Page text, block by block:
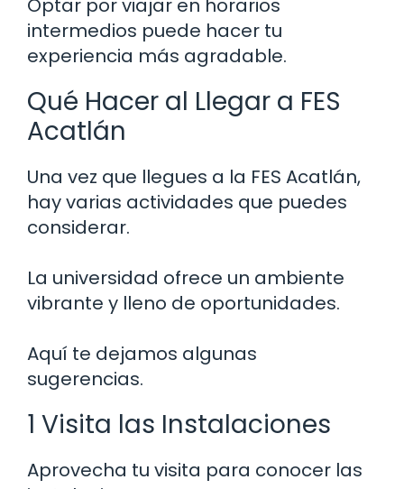
Optar por viajar en horarios
intermedios puede hacer tu
experiencia más agradable.
Qué Hacer al Llegar a FES
Acatlán
Una vez que llegues a la FES Acatlán,
hay varias actividades que puedes
considerar.
La universidad ofrece un ambiente
vibrante y lleno de oportunidades.
Aquí te dejamos algunas
sugerencias.
1 Visita las Instalaciones
Aprovecha tu visita para conocer las